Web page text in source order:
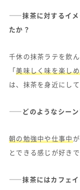
——抹茶に対するイメ
たか？
千休の抹茶ラテを飲
「美味しく味を楽し
は、抹茶を身近にし
——どのようなシーン
朝の勉強中や仕事中
とできる感じが好きで
——抹茶にはカフェイ